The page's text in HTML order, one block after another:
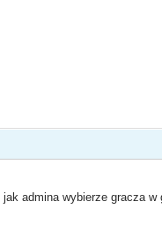
jak admina wybierze gracza